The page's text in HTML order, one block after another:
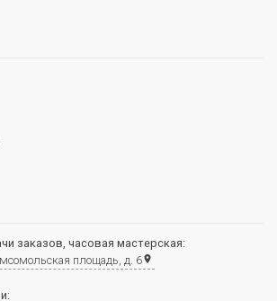
заказов, часовая мастерская:
площадь, д. 6place